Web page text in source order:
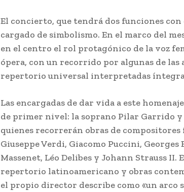
El concierto, que tendrá dos funciones
cargado de simbolismo. En el marco del
en el centro el rol protagónico de la voz
ópera, con un recorrido por algunas de las
repertorio universal interpretadas
Las encargadas de dar vida a este
de primer nivel: la soprano Pilar Garrido
quienes recorrerán obras de
Giuseppe Verdi, Giacomo Puccini, Georges
Massenet, Léo Delibes y Johann Strauss
repertorio latinoamericano y obras
el propio director describe como «un arco